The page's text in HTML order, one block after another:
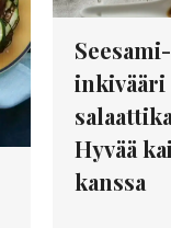
Seesami-
inkivääri
Hyvää
kanssa